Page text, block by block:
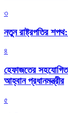
৩
নতুন রাষ্ট্রপতির
৪
হেফাজতের
আহ্বান প্রধানমন্ত্রীর
৫